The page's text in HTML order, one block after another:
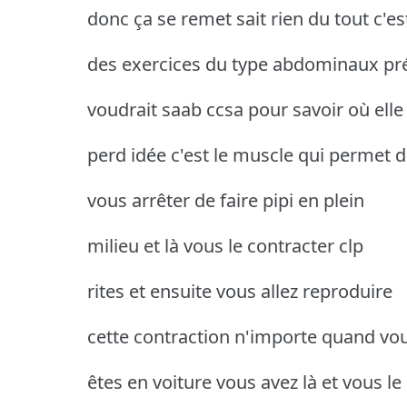
donc ça se remet sait rien du tout
des exercices du type abdominaux
voudrait saab ccsa pour savoir où elle
perd idée c'est le muscle qui permet
vous arrêter de faire pipi en plein
milieu et là vous le contracter clp
rites et ensuite vous allez reproduire
cette contraction n'importe quand
êtes en voiture vous avez là et vous le